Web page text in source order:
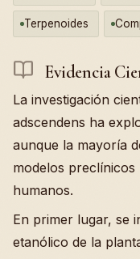
Terpenoides
Evidencia
La investigación
adscendens ha
aunque la mayoría
modelos
humanos.
En primer lugar, se
etanólico de la